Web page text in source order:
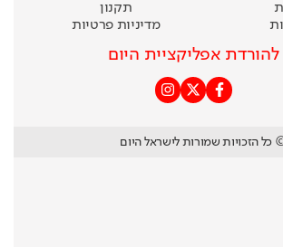
תקנון
מדיניות פרטיות
להורדת אפליקציית היום
הזכויות שמורות לישראל היום